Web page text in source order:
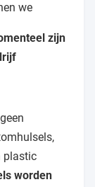
we
zijn
plastic
worden